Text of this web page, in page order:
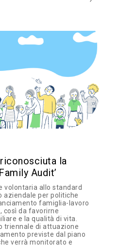
la
Audit’
volontaria allo standard
aziendale per politiche
famiglia-lavoro
così da favorirne
e la qualità di vita.
triennale di attuazione
previste dal piano
verrà monitorato e